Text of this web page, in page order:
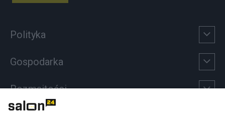
Polityka
Gospodarka
Rozmaitości